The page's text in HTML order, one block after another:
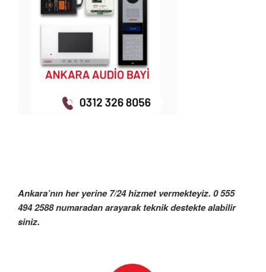
Ankara’nın her yerine 7/24 hizmet vermekteyiz. 0 555
494 2588 numaradan arayarak teknik destekte alabilir
siniz.